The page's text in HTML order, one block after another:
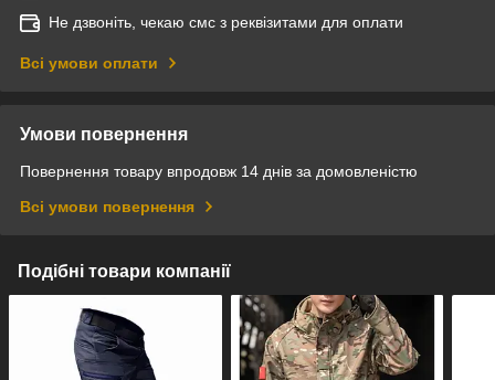
Не дзвоніть, чекаю смс з реквізитами для оплати
Всі умови оплати
Умови повернення
Повернення товару впродовж 14 днів за домовленістю
Всі умови повернення
Подібні товари компанії